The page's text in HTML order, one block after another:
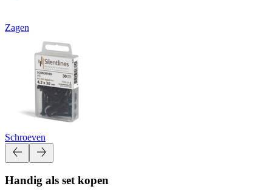
Zagen
Schroeven
Handig als set kopen